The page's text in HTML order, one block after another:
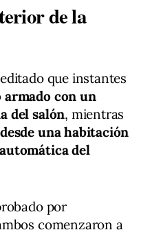
de la
que instantes
armado con un
del salón, mientras
una habitación
del
por
comenzaron a